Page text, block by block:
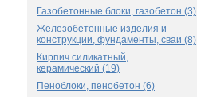
Газобетонные блоки, газобетон (3)
Железобетонные изделия и
конструкции, фундаменты, сваи (8)
Кирпич силикатный,
керамический (19)
Пеноблоки, пенобетон (6)